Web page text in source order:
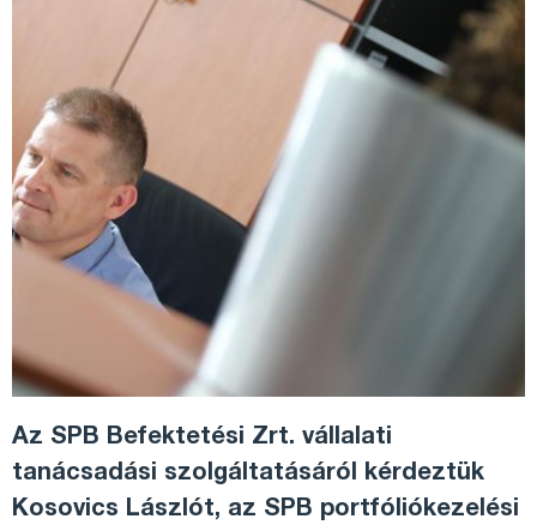
Az SPB Befektetési Zrt. vállalati
tanácsadási szolgáltatásáról kérdeztük
Kosovics Lászlót, az SPB portfóliókezelési